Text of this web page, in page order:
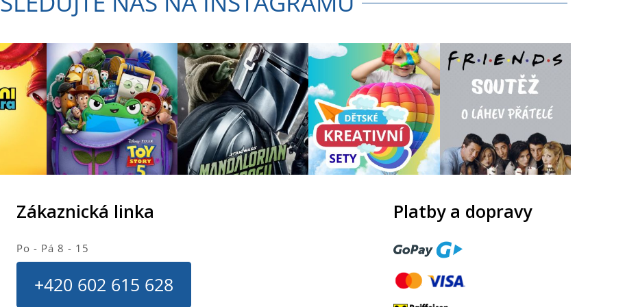
c
p
r
v
k
y
v
ý
p
i
Zákaznická linka
Po - Pá 8 - 15
+420 602 615 628
Platby a dopravy